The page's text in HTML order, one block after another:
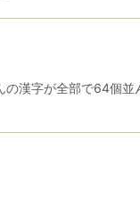
漢字が全部で64個